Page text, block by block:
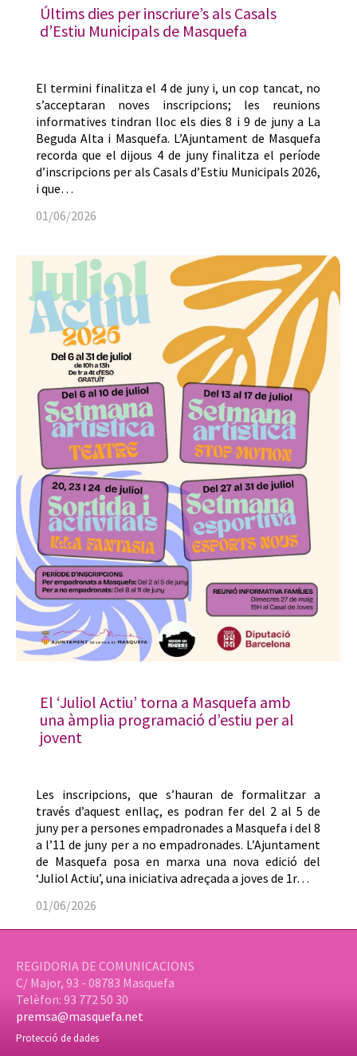
Últims dies per inscriure’s als Casals
d’Estiu Municipals de Masquefa
El termini finalitza el 4 de juny i, un cop tancat, no
s’acceptaran noves inscripcions; les reunions
informatives tindran lloc els dies 8 i 9 de juny a La
Beguda Alta i Masquefa. L’Ajuntament de Masquefa
recorda que el dijous 4 de juny finalitza el període
d’inscripcions per als Casals d’Estiu Municipals 2026,
i que…
01/06/2026
El ‘Juliol Actiu’ torna a Masquefa amb
una àmplia programació d’estiu per al
jovent
Les inscripcions, que s’hauran de formalitzar a
través d’aquest enllaç, es podran fer del 2 al 5 de
juny per a persones empadronades a Masquefa i del 8
a l’11 de juny per a no empadronades. L’Ajuntament
de Masquefa posa en marxa una nova edició del
‘Juliol Actiu’, una iniciativa adreçada a joves de 1r…
01/06/2026
REGIDORIA DE COMUNICACIONS
C/ Major, 93 - 08783 Masquefa
Telèfon: 93 772 50 30
premsa@masquefa.net
Protecció de dades